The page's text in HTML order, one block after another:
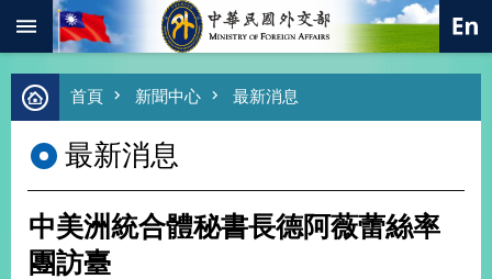
跳到主要內容區塊
進
階
尋
熱
首頁 新聞中心 最新消息
最新消息
中美洲統合體秘書長德阿薇蕾絲率
團訪臺